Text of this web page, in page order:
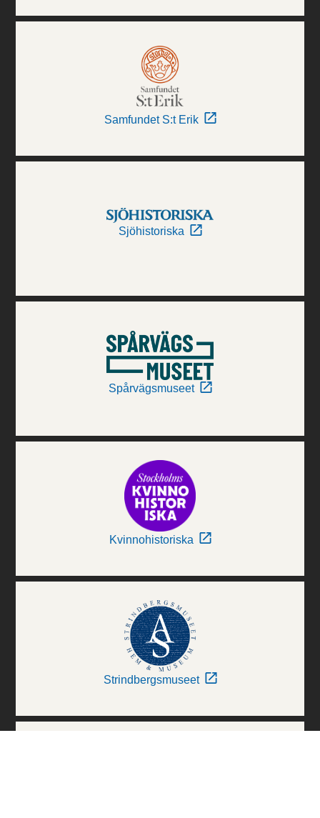
Samfundet S:t Erik
Sjöhistoriska
Spårvägsmuseet
Kvinnohistoriska
Strindbergsmuseet